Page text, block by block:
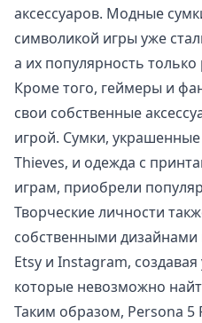
аксессуаров. Модные
символикой игры уже
а их популярность только
Кроме того, геймеры и
свои собственные
игрой. Сумки,
Thieves, и одежда с
играм, приобрели
Творческие личности
собственными
Etsy и Instagram,
которые невозможно
Таким образом, Persona 5